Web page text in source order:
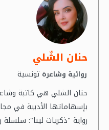
حنان الشّلي
روائية وشاعرة تونسية
حنان الشلي هي كاتبة
بإسهاماتها الأدبية في
رواية "ذكريات لينا":